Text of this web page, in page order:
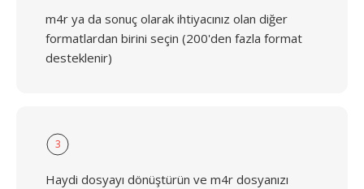
m4r ya da sonuç olarak ihtiyacınız olan diğer
formatlardan birini seçin (200'den fazla format
desteklenir)
3
Haydi dosyayı dönüştürün ve m4r dosyanızı